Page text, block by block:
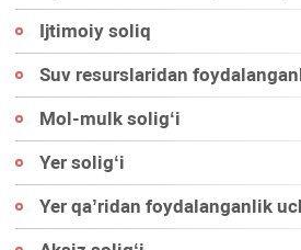
Ijtimoiy soliq
Suv resurslaridan
Mol-mulk soligʻi
Yer soligʻi
Yer qa’ridan foydalanganlik